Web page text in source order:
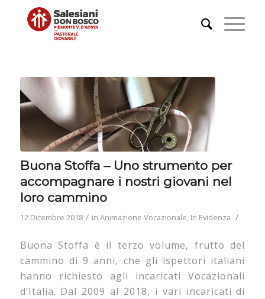
Buona Stoffa – Uno strumento per
accompagnare i nostri giovani nel
loro cammino
12 Dicembre 2018 / in Animazione Vocazionale, In Evidenza /
Buona Stoffa è il terzo volume, frutto del
cammino di 9 anni, che gli ispettori italiani
hanno richiesto agli incaricati Vocazionali
d’Italia. Dal 2009 al 2018, i vari incaricati di